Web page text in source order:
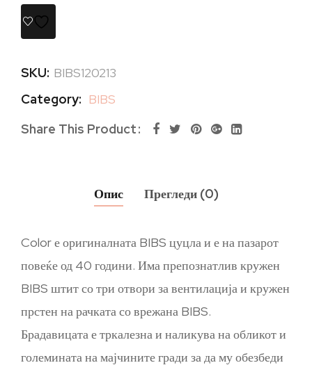
SKU: BIBS120213
Category: BIBS
Share This Product
Опис Прегледи (0)
Color е оригиналната BIBS цуцла и е на пазарот
повеќе од 40 години. Има препознатлив кружен
BIBS штит со три отвори за вентилација и кружен
прстен на рачката со врежана BIBS.
Брадавицата е тркалезна и наликува на обликот и
големината на мајчините гради за да му обезбеди